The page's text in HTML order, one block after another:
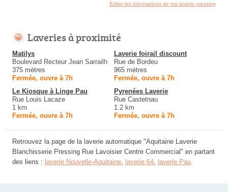
Éditer les informations de ma laverie pressing
Laveries à proximité
Matilys
Boulevard Recteur Jean Sarrailh
375 mètres
Fermée, ouvre à 7h
Laverie foirail discount
Rue de Bordeu
965 mètres
Fermée, ouvre à 7h
Le Kiosque à Linge Pau
Rue Louis Lacaze
1 km
Fermée, ouvre à 7h
Pyrenées Laverie
Rue Castetnau
1.2 km
Fermée, ouvre à 7h
Retrouvez la page de la laverie automatique "Aquitaine Laverie
Blanchisserie Pressing Rue Lavoisier Centre Commercial" en partant
des liens : laverie Nouvelle-Aquitaine laverie 64 laverie Pau